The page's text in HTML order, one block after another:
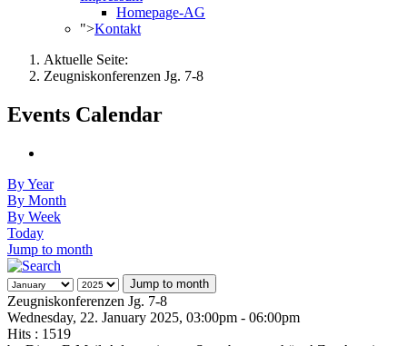
Homepage-AG
">Kontakt
Aktuelle Seite:
Zeugniskonferenzen Jg. 7-8
Events Calendar
By Year
By Month
By Week
Today
Jump to month
Jump to month
Zeugniskonferenzen Jg. 7-8
Wednesday, 22. January 2025, 03:00pm - 06:00pm
Hits : 1519